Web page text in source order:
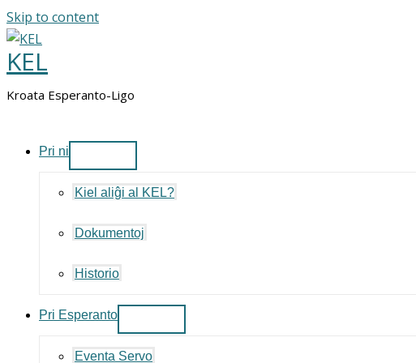
Skip to content
KEL
Kroata Esperanto-Ligo
Pri ni
Kiel aliĝi al KEL?
Dokumentoj
Historio
Pri Esperanto
Eventa Servo